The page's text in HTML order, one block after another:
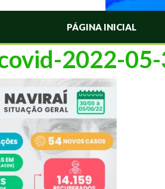
PÁGINA INICIAL
2022-